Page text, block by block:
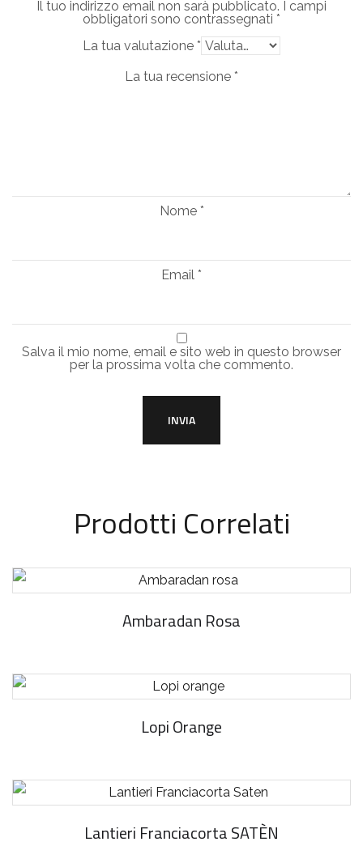
Il tuo indirizzo email non sarà pubblicato. I campi
obbligatori sono contrassegnati *
La tua valutazione *
La tua recensione *
Nome *
Email *
Salva il mio nome, email e sito web in questo browser
per la prossima volta che commento.
Prodotti Correlati
Ambaradan Rosa
Lopi Orange
Lantieri Franciacorta SATÈN